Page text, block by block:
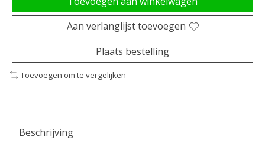
Aan verlanglijst toevoegen
Plaats bestelling
Toevoegen om te vergelijken
Beschrijving